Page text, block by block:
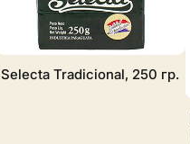
Selecta Tradicional, 250 гр.